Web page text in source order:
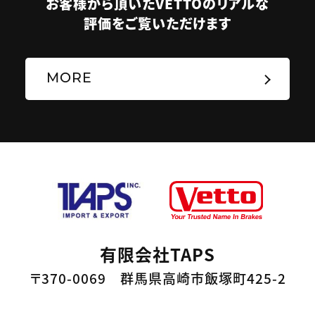
評価をご覧いただけます
MORE
有限会社TAPS
〒370-0069 群馬県高崎市飯塚町425-2